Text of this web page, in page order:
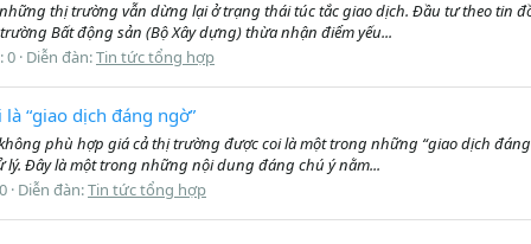
thị trường vẫn dừng lại ở trạng thái túc tắc giao dịch. Đầu tư theo tin
Bất động sản (Bộ Xây dựng) thừa nhận điểm yếu...
0 Diễn đàn:Tin tức tổng hợp
“giao dịch đáng ngờ”
phù hợp giá cả thị trường được coi là một trong những “giao dịch
Đây là một trong những nội dung đáng chú ý nằm...
Diễn đàn:Tin tức tổng hợp